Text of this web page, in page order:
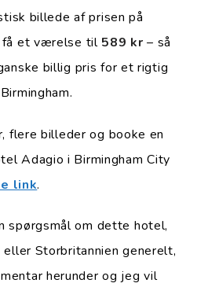
billede af prisen på
få et værelse til 589 kr – så
billig pris for et rigtig
flere billeder og booke en
Adagio i Birmingham City
link.
spørgsmål om dette hotel,
Storbritannien generelt,
herunder og jeg vil